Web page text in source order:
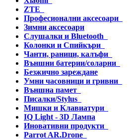
ZTE
Професионални аксесоари
Зимни аксесоари
Слушалки и Bluetooth
Колонки и Спийкъри
Чанти, раници, калъфи
Външни батерии/соларни
Безжично зареждане
Умни часовници и гривни
Външна памет
Писалки/Stylus
Мишки и Клавиатури
IQ Light - 3D Лампа
Иновативни продукти
Parrot AR.Drone